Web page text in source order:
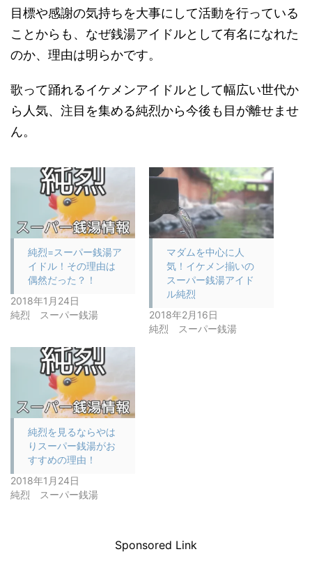
目標や感謝の気持ちを大事にして活動を行っている
ことからも、なぜ銭湯アイドルとして有名になれた
のか、理由は明らかです。
歌って踊れるイケメンアイドルとして幅広い世代か
ら人気、注目を集める純烈から今後も目が離せませ
ん。
純烈=スーパー銭湯ア
イドル！その理由は
偶然だった？！
2018年1月24日
純烈 スーパー銭湯
マダムを中心に人
気！イケメン揃いの
スーパー銭湯アイド
ル純烈
2018年2月16日
純烈 スーパー銭湯
純烈を見るならやは
りスーパー銭湯がお
すすめの理由！
2018年1月24日
純烈 スーパー銭湯
Sponsored Link